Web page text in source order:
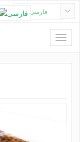
فارسی